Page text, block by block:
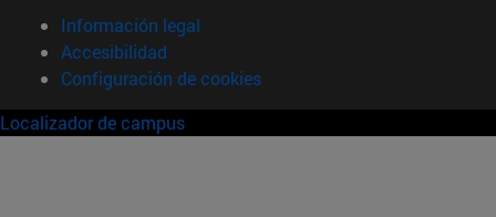
Información legal
Accesibilidad
Configuración de cookies
Localizador de campus